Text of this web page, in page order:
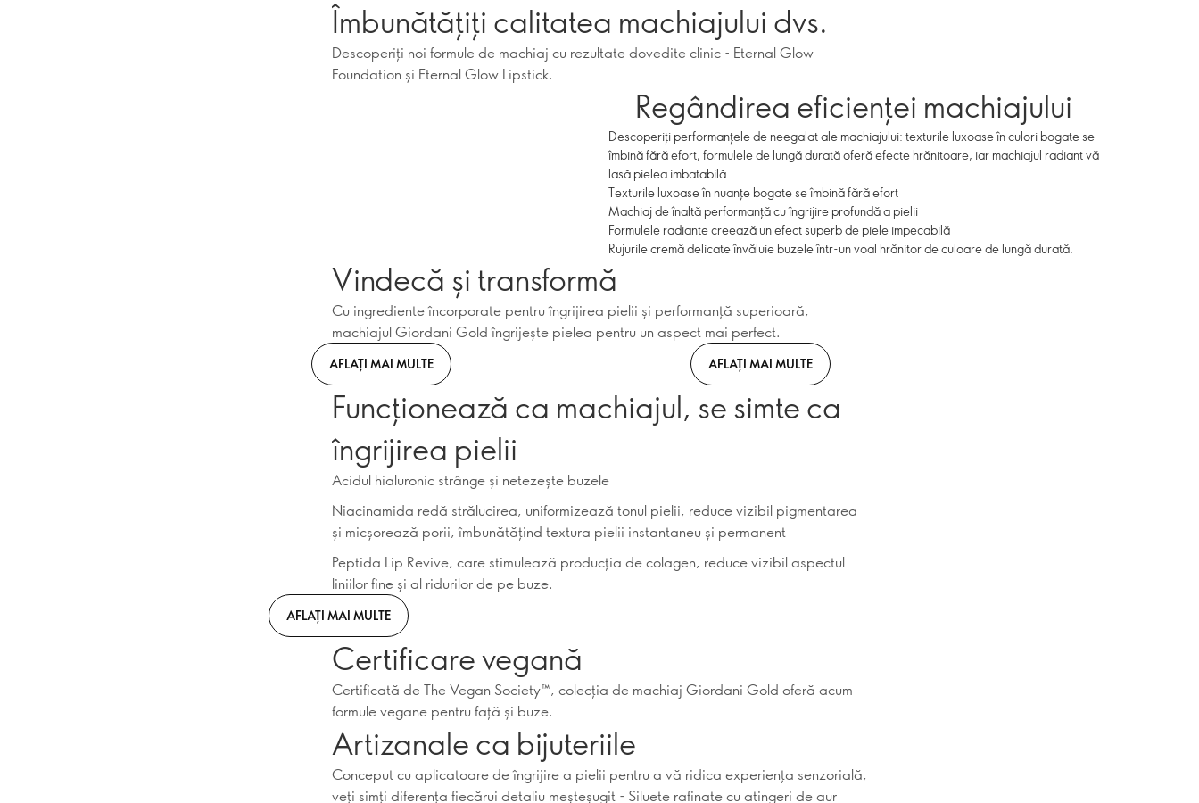
Îmbunătățiți calitatea machiajului dvs.
Descoperiți noi formule de machiaj cu rezultate dovedite clinic - Eternal Glow
Foundation și Eternal Glow Lipstick.
Regândirea eficienței machiajului
Descoperiți performanțele de neegalat ale machiajului: texturile luxoase în culori bogate se
îmbină fără efort, formulele de lungă durată oferă efecte hrănitoare, iar machiajul radiant vă
lasă pielea imbatabilă
Texturile luxoase în nuanțe bogate se îmbină fără efort
Machiaj de înaltă performanță cu îngrijire profundă a pielii
Formulele radiante creează un efect superb de piele impecabilă
Rujurile cremă delicate învăluie buzele într-un voal hrănitor de culoare de lungă durată.
Vindecă și transformă
Cu ingrediente încorporate pentru îngrijirea pielii și performanță superioară,
machiajul Giordani Gold îngrijește pielea pentru un aspect mai perfect.
AFLAȚI MAI MULTE AFLAȚI MAI MULTE
Funcționează ca machiajul, se simte ca
îngrijirea pielii
Acidul hialuronic strânge și netezește buzele
Niacinamida redă strălucirea, uniformizează tonul pielii, reduce vizibil pigmentarea
și micșorează porii, îmbunătățind textura pielii instantaneu și permanent
Peptida Lip Revive, care stimulează producția de colagen, reduce vizibil aspectul
liniilor fine și al ridurilor de pe buze.
AFLAȚI MAI MULTE
Certificare vegană
Certificată de The Vegan Society™, colecția de machiaj Giordani Gold oferă acum
formule vegane pentru față și buze.
Artizanale ca bijuteriile
Conceput cu aplicatoare de îngrijire a pielii pentru a vă ridica experiența senzorială,
veți simți diferența fiecărui detaliu meșteșugit - Siluete rafinate cu atingeri de aur